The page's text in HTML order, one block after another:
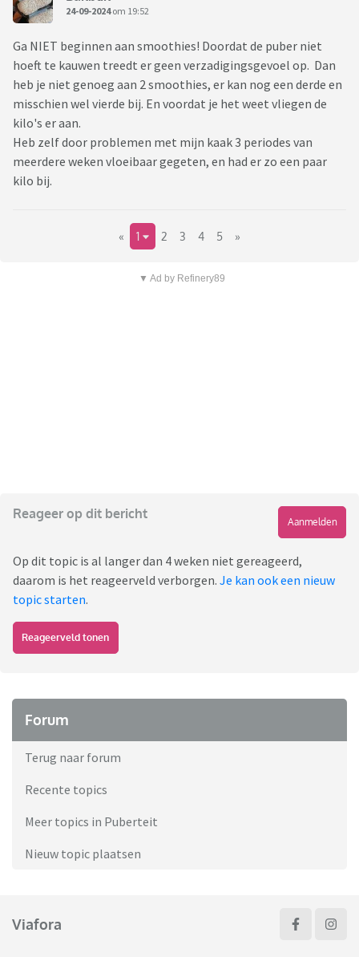
24-09-2024om 19:52
Ga NIET beginnen aan smoothies! Doordat de puber niet
hoeft te kauwen treedt er geen verzadigingsgevoel op. Dan
heb je niet genoeg aan 2 smoothies, er kan nog een derde en
misschien wel vierde bij. En voordat je het weet vliegen de
kilo's er aan.
Heb zelf door problemen met mijn kaak 3 periodes van
meerdere weken vloeibaar gegeten, en had er zo een paar
kilo bij.
« 1 2 3 4 5 »
▼ Ad by Refinery89
Reageer op dit bericht
Aanmelden
Op dit topic is al langer dan 4 weken niet gereageerd,
daarom is het reageerveld verborgen. Je kan ook een nieuw
topic starten.
Reageerveld tonen
Forum
Terug naar forum
Recente topics
Meer topics in Puberteit
Nieuw topic plaatsen
Viafora